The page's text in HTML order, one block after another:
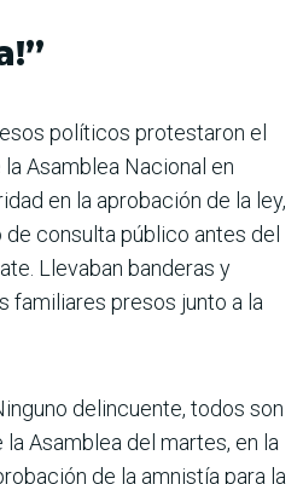
políticos protestaron el
Asamblea Nacional en
en la aprobación de la ley,
consulta público antes del
Llevaban banderas y
familiares presos junto a la
delincuente, todos son
la Asamblea del martes, en la
de la amnistía para la